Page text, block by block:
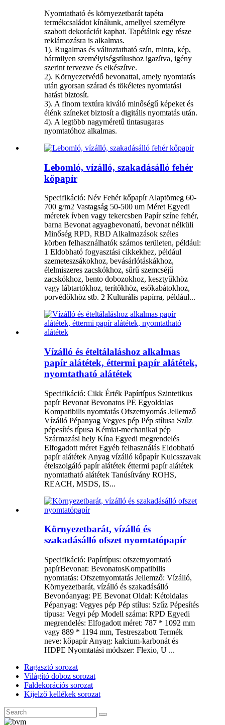
Nyomtatható és környezetbarát tapéta
termékcsaládot kínálunk, amellyel személyre
szabott dekorációt kaphat. Tapétáink egy része
reklámozásra is alkalmas.
1). Rugalmas és változtatható szín, minta, kép,
bármilyen személyiségstílushoz igazítva, igény
szerint tervezve és elkészítve.
2). Környezetvédő bevonattal, amely nyomtatás
után gyorsan szárad és tökéletes nyomtatási
hatást biztosít.
3). A finom textúra kiváló minőségű képeket és
élénk színeket biztosít a digitális nyomtatás után.
4). A legtöbb nagyméretű tintasugaras
nyomtatóhoz alkalmas.
Lebomló, vízálló, szakadásálló fehér
kőpapír
Specifikáció: Név Fehér kőpapír Alaptömeg 60-
700 g/m2 Vastagság 50-500 um Méret Egyedi
méretek ívben vagy tekercsben Papír színe fehér,
barna Bevonat agyagbevonatú, bevonat nélküli
Minőség RPD, RBD Alkalmazások széles
körben felhasználhatók számos területen, például:
1 Eldobható fogyasztási cikkekhez, például
szemeteszsákokhoz, bevásárlótáskákhoz,
élelmiszeres zacskókhoz, sűrű szemcséjű
zacskókhoz, bento dobozokhoz, kesztyűkhöz
vagy lábtartókhoz, terítőkhöz, esőkabátokhoz,
porvédőkhöz stb. 2 Kulturális papírra, például...
Vízálló és ételtálaláshoz alkalmas
papír alátétek, éttermi papír alátétek,
nyomtatható alátétek
Specifikáció: Cikk Érték Papírtípus Szintetikus
papír Bevonat Bevonatos PE Egyoldalas
Kompatibilis nyomtatás Ofszetnyomás Jellemző
Vízálló Pépanyag Vegyes pép Pép stílusa Szűz
pépesítés típusa Kémiai-mechanikai pép
Származási hely Kína Egyedi megrendelés
Elfogadott méret Egyéb felhasználás Eldobható
papír alátétek Anyag vízálló kőpapír Kulcsszavak
ételszolgáló papír alátétek éttermi papír alátétek
nyomtatható alátétek Tanúsítvány ROHS,
REACH, MSDS, IS...
Környezetbarát, vízálló és
szakadásálló ofszet nyomtatópapír
Specifikáció: Papírtípus: ofszetnyomtató
papírBevonat: BevonatosKompatibilis
nyomtatás: Ofszetnyomtatás Jellemző: Vízálló,
Környezetbarát, vízálló és szakadásálló
Bevonóanyag: PE Bevonat Oldal: Kétoldalas
Pépanyag: Vegyes pép Pép stílus: Szűz Pépesítés
típusa: Vegyi pép Modell száma: RPD Egyedi
megrendelés: Elfogadott méret: 787 * 1092 mm
vagy 889 * 1194 mm, Testreszabott Termék
neve: kőpapír Anyag: kalcium-karbonát és
HDPE Nyomtatási módszer: Flexio, U ...
Ragasztó sorozat
Világító doboz sorozat
Faldekorációs sorozat
Kijelző kellékek sorozat